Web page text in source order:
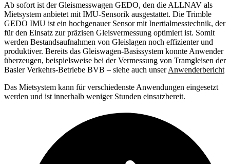
Ab sofort ist der Gleismesswagen GEDO, den die ALLNAV als
Mietsystem anbietet mit IMU-Sensorik ausgestattet. Die Trimble
GEDO IMU ist ein hochgenauer Sensor mit Inertialmesstechnik, der
für den Einsatz zur präzisen Gleisvermessung optimiert ist. Somit
werden Bestandsaufnahmen von Gleislagen noch effizienter und
produktiver. Bereits das Gleiswagen-Basissystem konnte Anwender
überzeugen, beispielsweise bei der Vermessung von Tramgleisen der
Basler Verkehrs-Betriebe BVB – siehe auch unserAnwenderbericht
Das Mietsystem kann für verschiedenste Anwendungen eingesetzt
werden und ist innerhalb weniger Stunden einsatzbereit.